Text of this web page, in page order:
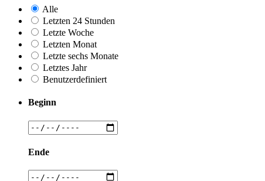
Alle
Letzten 24 Stunden
Letzte Woche
Letzten Monat
Letzte sechs Monate
Letztes Jahr
Benutzerdefiniert
Beginn
Ende